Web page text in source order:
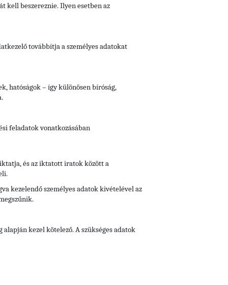
kell beszereznie. Ilyen esetben az
továbbítja a személyes adatokat
hatóságok – így különösen bíróság,
feladatok vonatkozásában
és az iktatott iratok között a
kezelendő személyes adatok kivételével az
kezel kötelező. A szükséges adatok